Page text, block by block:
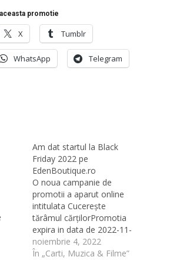
promotie
X Tumblr
WhatsApp Telegram
Am dat startul la Black
Friday 2022 pe
EdenBoutique.ro
O noua campanie de
promotii a aparut online
intitulata Cucerește
tărâmul cărțilorPromotia
expira in data de 2022-11-
30 23:59:00. Vezi Promotia
Promotia este oferita de
noiembrie 4, 2022
În „Carti, Muzica & Filme”